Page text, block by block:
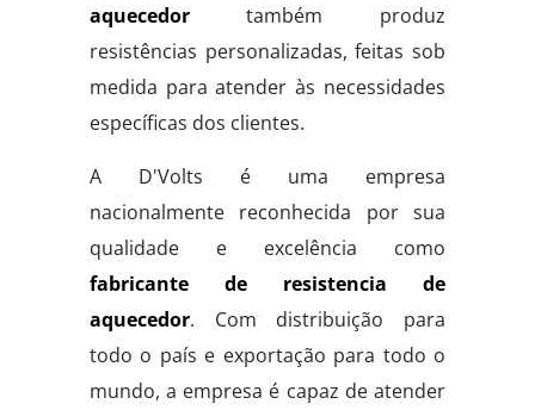
aquecedortambém produz
resistências personalizadas, feitas sob
medida para atender às necessidades
específicas dos clientes.
A D'Volts é uma empresa
nacionalmente reconhecida por sua
qualidade e excelência como
fabricante de resistencia de
aquecedor. Com distribuição para
todo o país e exportação para todo o
mundo, a empresa é capaz de atender